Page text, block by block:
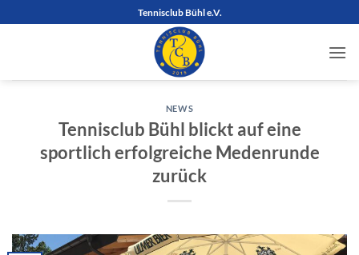
Inhalt
Tennisclub Bühl e.V.
NEWS
Tennisclub Bühl blickt auf eine
sportlich erfolgreiche Medenrunde
zurück